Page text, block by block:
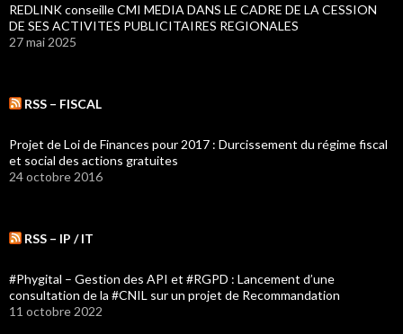
REDLINK conseille CMI MEDIA DANS LE CADRE DE LA CESSION
DE SES ACTIVITES PUBLICITAIRES REGIONALES
27 mai 2025
RSS – FISCAL
Projet de Loi de Finances pour 2017 : Durcissement du régime fiscal
et social des actions gratuites
24 octobre 2016
RSS – IP / IT
#Phygital – Gestion des API et #RGPD : Lancement d’une
consultation de la #CNIL sur un projet de Recommandation
11 octobre 2022